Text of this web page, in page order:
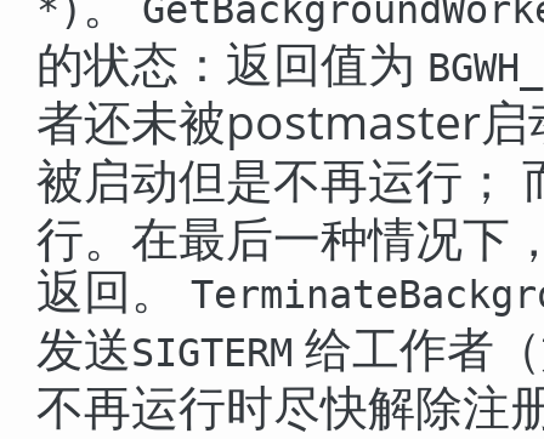
* )
的状态：返回值为
者还未被postmaster
被启动但是不再运行；
行。在最后一种情况下
返回。
发送SIGTERM 给工作者
不再运行时尽快解除注